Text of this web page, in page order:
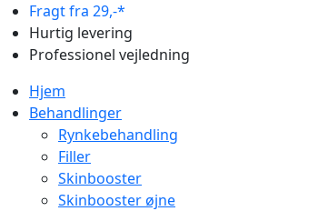
Fragt fra 29,-*
Hurtig levering
Professionel vejledning
Hjem
Behandlinger
Rynkebehandling
Filler
Skinbooster
Skinbooster øjne